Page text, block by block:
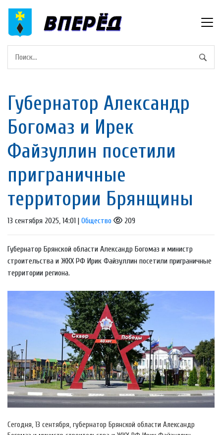
Губернатор Александр
Богомаз и Ирек
Файзуллин посетили
приграничные
территории Брянщины
13 сентября 2025, 14:01 | Общество 209
Губернатор Брянской области Александр Богомаз и министр
строительства и ЖКХ РФ Ирик Файзуллин посетили приграничные
территории региона.
Сегодня, 13 сентября, губернатор Брянской области Александр